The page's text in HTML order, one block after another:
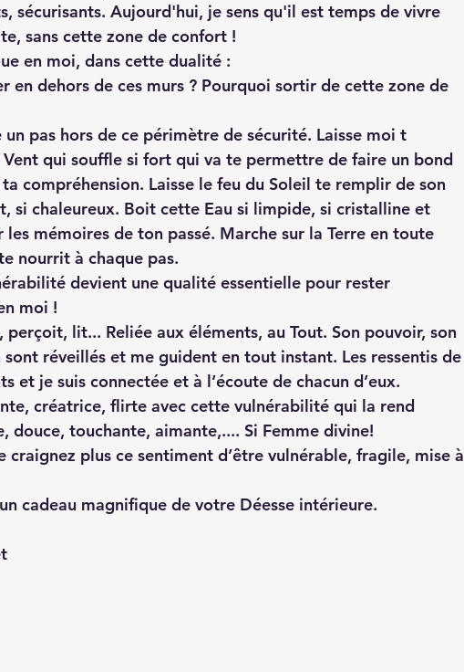
sécurisants. Aujourd'hui, je sens qu'il est temps de vivre
sans cette zone de confort !
en moi, dans cette dualité :
en dehors de ces murs ? Pourquoi sortir de cette zone de
pas hors de ce périmètre de sécurité. Laisse moi t
qui souffle si fort qui va te permettre de faire un bond
compréhension. Laisse le feu du Soleil te remplir de son
si chaleureux. Boit cette Eau si limpide, si cristalline et
mémoires de ton passé. Marche sur la Terre en toute
nourrit à chaque pas.
devient une qualité essentielle pour rester
moi !
perçoit, lit... Reliée aux éléments, au Tout. Son pouvoir, son
réveillés et me guident en tout instant. Les ressentis de
et je suis connectée et à l’écoute de chacun d’eux.
créatrice, flirte avec cette vulnérabilité qui la rend
douce, touchante, aimante,.... Si Femme divine!
craignez plus ce sentiment d’être vulnérable, fragile, mise à
cadeau magnifique de votre Déesse intérieure.